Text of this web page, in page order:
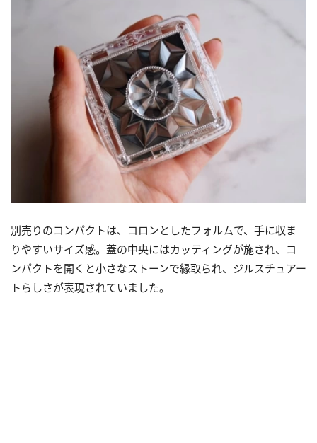
別売りのコンパクトは、コロンとしたフォルムで、手に収ま
りやすいサイズ感。蓋の中央にはカッティングが施され、コ
ンパクトを開くと小さなストーンで縁取られ、ジルスチュアー
トらしさが表現されていました。